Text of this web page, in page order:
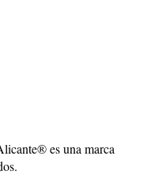
es una marca